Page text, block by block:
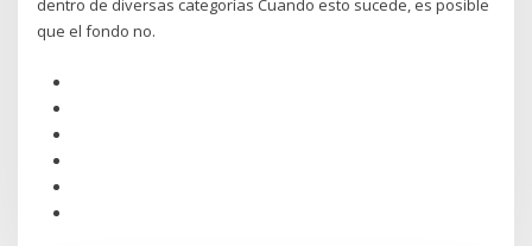
dentro de diversas categorías Cuando esto sucede, es posible
que el fondo no.